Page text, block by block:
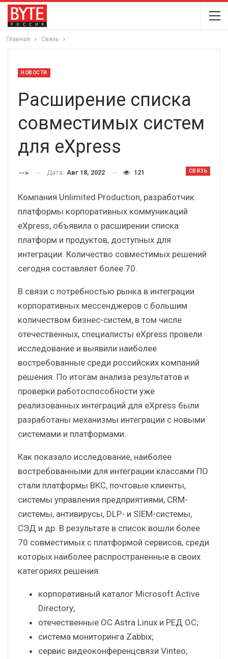
Главная Связь
НОВОСТИ
Расширение списка
совместимых систем
для eXpress
СВЯЗЬ
--> Дата: Авг 18, 2022 121
Компания Unlimited Production, разработчик
платформы корпоративных коммуникаций
eXpress, объявила о расширении списка
платформ и продуктов, доступных для
интеграции. Количество совместимых решений
сегодня составляет более 70.
В связи с потребностью рынка в интеграции
корпоративных мессенджеров с большим
количеством бизнес-систем, в том числе
отечественных, специалисты eXpress провели
исследование и выявили наиболее
востребованные среди российских компаний
решения. По итогам анализа результатов и
проверки работоспособности уже
реализованных интеграций для eXpress были
разработаны механизмы интеграции с новыми
системами и платформами.
Как показало исследование, наиболее
востребованными для интеграции классами ПО
стали платформы ВКС, почтовые клиенты,
системы управления предприятиями, CRM-
системы, антивирусы, DLP- и SIEM-системы,
СЭД и др. В результате в список вошли более
70 совместимых с платформой сервисов, среди
которых наиболее распространенные в своих
категориях решения:
корпоративный каталог Microsoft Active
Directory;
отечественные ОС Astra Linux и РЕД ОС;
система мониторинга Zabbix;
сервис видеоконференцсвязи Vinteo;